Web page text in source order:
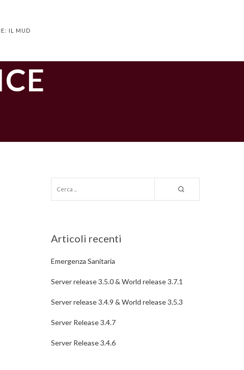
IL MUD
Articoli recenti
Emergenza Sanitaria
Server release 3.5.0 & World release 3.7.1
Server release 3.4.9 & World release 3.5.3
Server Release 3.4.7
Server Release 3.4.6